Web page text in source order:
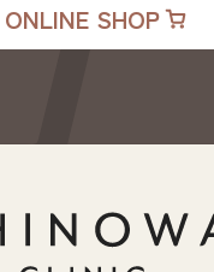
ONLINE SHOP